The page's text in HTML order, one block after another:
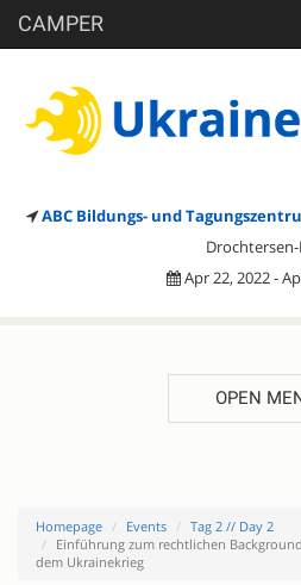
CAMPER
ABC Bildungs- und
Apr 22, 2022 -
OPEN
Homepage Events
Tag 2 // Day 2
Einführung zum rechtlichen
dem Ukrainekrieg